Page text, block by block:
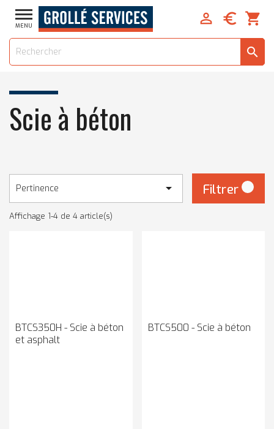
 shopping_cart

MENU
search
Scie à béton
Pertinence  Filtrer
Affichage 1-4 de 4 article(s)
BTCS350H - Scie à béton
et asphalt
BTCS500 - Scie à béton